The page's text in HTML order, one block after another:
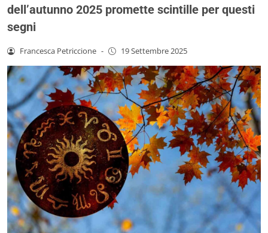
dell’autunno 2025 promette scintille per questi
segni
Francesca Petriccione - 19 Settembre 2025